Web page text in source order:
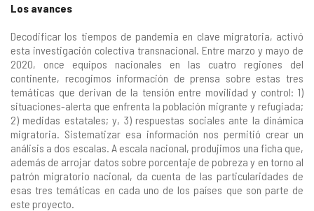
Los avances
Decodificar los tiempos de pandemia en clave migratoria, activó
esta investigación colectiva transnacional. Entre marzo y mayo de
2020, once equipos nacionales en las cuatro regiones del
continente, recogimos información de prensa sobre estas tres
temáticas que derivan de la tensión entre movilidad y control: 1)
situaciones-alerta que enfrenta la población migrante y refugiada;
2) medidas estatales; y, 3) respuestas sociales ante la dinámica
migratoria. Sistematizar esa información nos permitió crear un
análisis a dos escalas. A escala nacional, produjimos una ficha que,
además de arrojar datos sobre porcentaje de pobreza y en torno al
patrón migratorio nacional, da cuenta de las particularidades de
esas tres temáticas en cada uno de los países que son parte de
este proyecto.